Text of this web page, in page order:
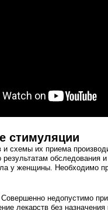
стимуляции
и схемы их приема
обследования
у женщины. Необходимо
недопустимо
лекарств без